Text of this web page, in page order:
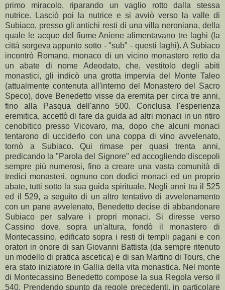
primo miracolo, riparando un vaglio rotto dalla stessa
nutrice. Lasciò poi la nutrice e si avviò verso la valle di
Subiaco, presso gli antichi resti di una villa neroniana, della
quale le acque del fiume Aniene alimentavano tre laghi (la
città sorgeva appunto sotto - "sub" - questi laghi). A Subiaco
incontrò Romano, monaco di un vicino monastero retto da
un abate di nome Adeodato, che, vestitolo degli abiti
monastici, gli indicò una grotta impervia del Monte Taleo
(attualmente contenuta all'interno del Monastero del Sacro
Speco), dove Benedetto visse da eremita per circa tre anni,
fino alla Pasqua dell'anno 500. Conclusa l'esperienza
eremitica, accettò di fare da guida ad altri monaci in un ritiro
cenobitico presso Vicovaro, ma, dopo che alcuni monaci
tentarono di ucciderlo con una coppa di vino avvelenato,
tornò a Subiaco. Qui rimase per quasi trenta anni,
predicando la "Parola del Signore" ed accogliendo discepoli
sempre più numerosi, fino a creare una vasta comunità di
tredici monasteri, ognuno con dodici monaci ed un proprio
abate, tutti sotto la sua guida spirituale. Negli anni tra il 525
ed il 529, a seguito di un altro tentativo di avvelenamento
con un pane avvelenato, Benedetto decise di abbandonare
Subiaco per salvare i propri monaci. Si diresse verso
Cassino dove, sopra un'altura, fondò il monastero di
Montecassino, edificato sopra i resti di templi pagani e con
oratori in onore di san Giovanni Battista (da sempre ritenuto
un modello di pratica ascetica) e di san Martino di Tours, che
era stato iniziatore in Gallia della vita monastica. Nel monte
di Montecassino Benedetto compose la sua Regola verso il
540. Prendendo spunto da regole precedenti, in particolare